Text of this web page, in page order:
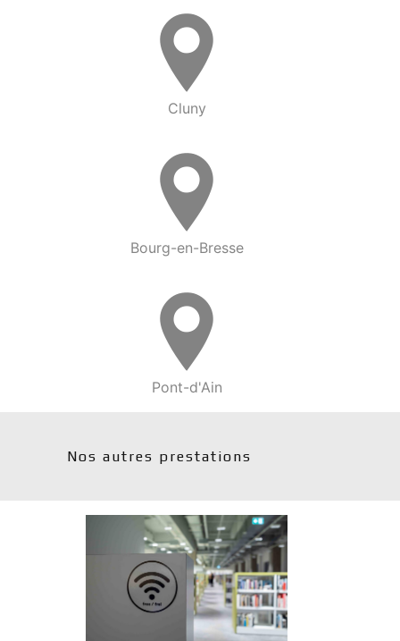
Cluny
Bourg-en-Bresse
Pont-d'Ain
Nos autres prestations